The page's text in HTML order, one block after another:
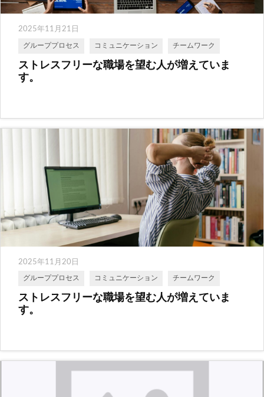
2025年11月21日
グループプロセス コミュニケーション チームワーク
ストレスフリーな職場を望む人が増えていま
す。
2025年11月20日
グループプロセス コミュニケーション チームワーク
ストレスフリーな職場を望む人が増えていま
す。